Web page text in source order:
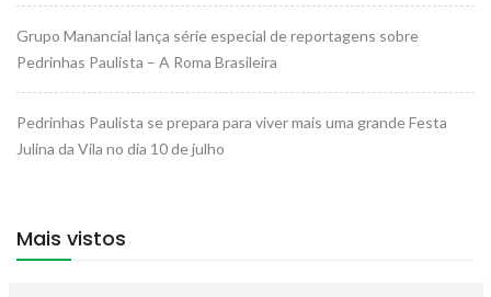
Grupo Manancial lança série especial de reportagens sobre
Pedrinhas Paulista – A Roma Brasileira
Pedrinhas Paulista se prepara para viver mais uma grande Festa
Julina da Vila no dia 10 de julho
Mais vistos